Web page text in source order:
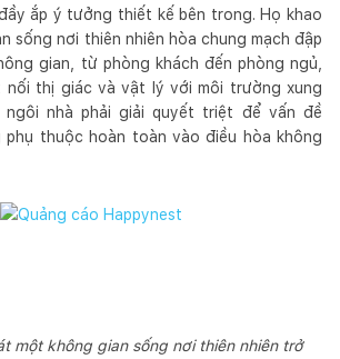
ắp ý tưởng thiết kế bên trong. Họ khao
sống nơi thiên nhiên hòa chung mạch đập
gian, từ phòng khách đến phòng ngủ,
nối thị giác và vật lý với môi trường xung
ngôi nhà phải giải quyết triệt để vấn đề
phụ thuộc hoàn toàn vào điều hòa không
một không gian sống nơi thiên nhiên trở